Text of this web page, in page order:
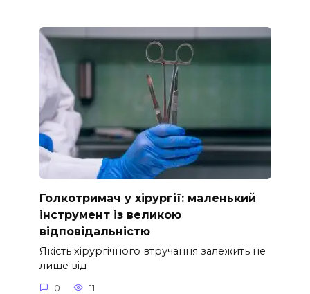
Голкотримач у хірургії: маленький
інструмент із великою
відповідальністю
Якість хірургічного втручання залежить не
лише від
0 11